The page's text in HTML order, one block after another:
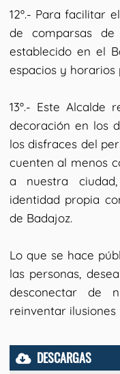
12º.- Para facilitar
de comparsas
establecido en el
espacios y horarios
13º.- Este Alcalde
decoración en los
los disfraces del
cuenten al menos
a nuestra
identidad propia
de Badajoz.
Lo que se hace
las personas,
desconectar de
reinventar ilusiones
DESCARGAS